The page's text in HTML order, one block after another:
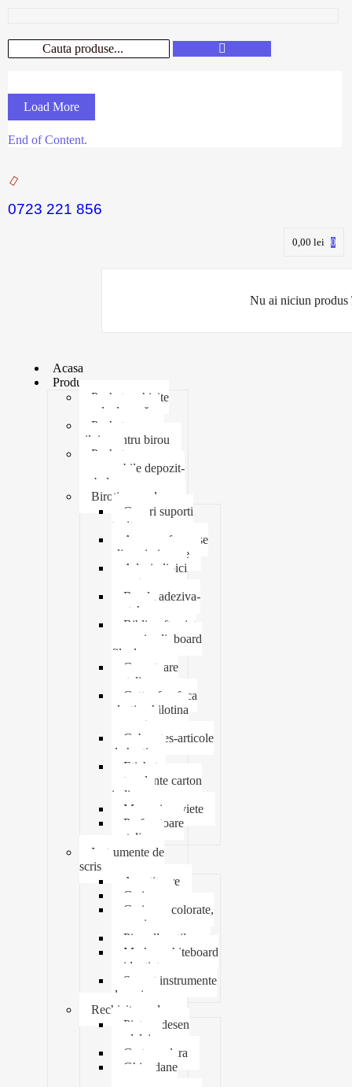
Load More
End of Content.
0723 221 856
Acasa
Produse
Pachet rechizite
școala de vară
Pachet necesar
zilnic pentru birou
Pachet
consumabile depozit-
ambalare
Birotica-produse
Cosuri suporti
tavite
Ace agrafe capse
clipsuri pioneze
Adeziv lipici
corectoare
Banda adeziva-
scotch
Biblioraft caiet
mecanic clipboard
file dosare
Capsatoare
metalice
Cutter foarfeca
elastic ghilotina
magnet
Cub notes-articole
de hartie
Etichete
autocolante carton
indigo
Mape si serviete
Perforatoare
metalice
Instrumente de
scris
Ascutitoare
Carioca
Creioane colorate,
mecanice
Pix roller stilou
Marker whiteboard
evidentiator
Suport instrumente
de scris
Rechizite scolare
Pictura desen
modelaj
Creta scolara
Ghiozdane
0,00 lei 0
Nu ai niciun produs